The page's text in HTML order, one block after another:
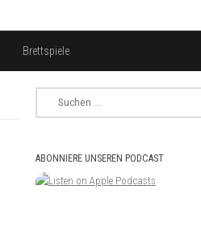
Brettspiele
ABONNIERE UNSEREN PODCAST